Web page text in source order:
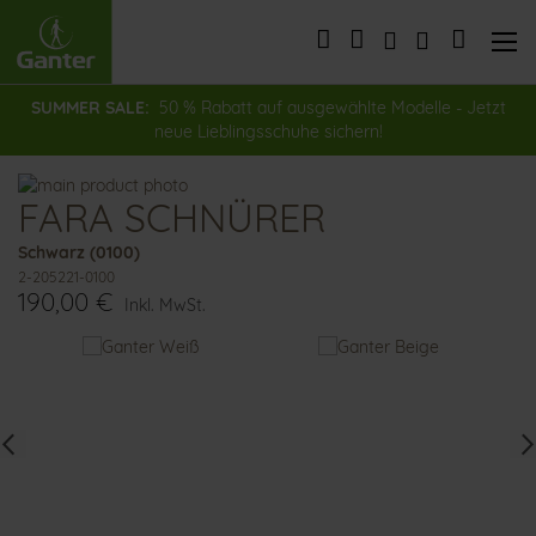
Direkt
zum
Inhalt
Mein
SUMMER SALE: 50 % Rabatt auf ausgewählte Modelle - Jetzt
neue Lieblingsschuhe sichern!
FARA SCHNÜRER
Schwarz (0100)
2-205221-0100
190,00 €
Inkl. MwSt.
Zum
Ende
der
Bildergalerie
springen
Zum
Anfang
der
Bildergalerie
springen